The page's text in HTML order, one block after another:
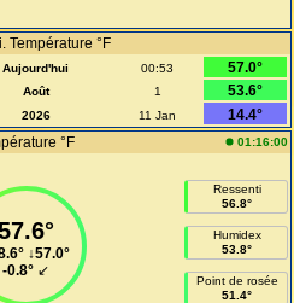
Température °F
Aujourd'hui 00:53
57.0°
Août 1
53.6°
2026 11 Jan
14.4°
°F
01:16:00
↓57.0°
-0.8° ↙
Ressenti
56.8°
Humidex
53.8°
Point de rosée
51.4°